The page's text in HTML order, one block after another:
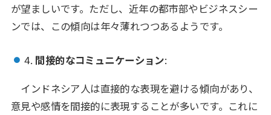
が望ましいです。ただし、近年の都市部やビジネスシー
ンでは、この傾向は年々薄れつつあるようです。
4. 間接的なコミュニケーション:
インドネシア人は直接的な表現を避ける傾向があり、
意見や感情を間接的に表現することが多いです。これに